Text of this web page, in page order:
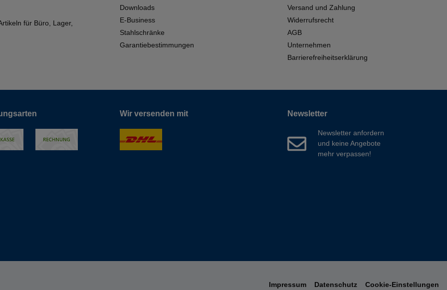
für Büro, Lager,
Downloads
E-Business
Stahlschränke
Garantiebestimmungen
Versand und Zahlung
Widerrufsrecht
AGB
Unternehmen
Barrierefreiheitserklärung
Wir versenden mit Newsletter
Newsletter anfordern
und keine Angebote
mehr verpassen!
Impressum Datenschutz Cookie-Einstellungen